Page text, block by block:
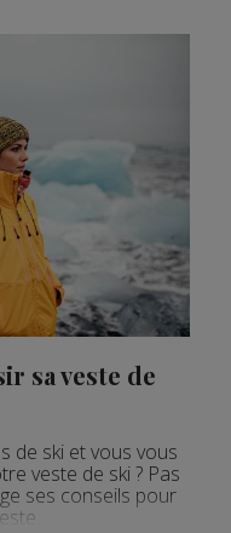
sa veste de
de ski et vous vous
veste de ski ? Pas
ses conseils pour